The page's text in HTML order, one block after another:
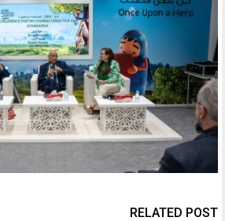
RELATED POST